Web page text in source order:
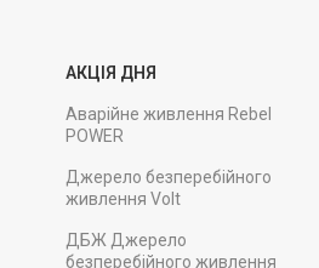
АКЦІЯ ДНЯ
Аварійне живлення Rebel
POWER
Джерело безперебійного
живлення Volt
ДБЖ Джерело
безперебійного живлення